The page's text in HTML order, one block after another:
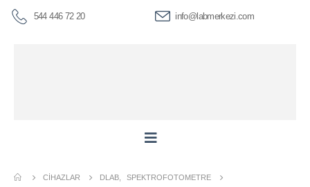
544 446 72 20 info@labmerkezi.com
CIHAZLAR DLAB
SPEKTROFOTOMETRE